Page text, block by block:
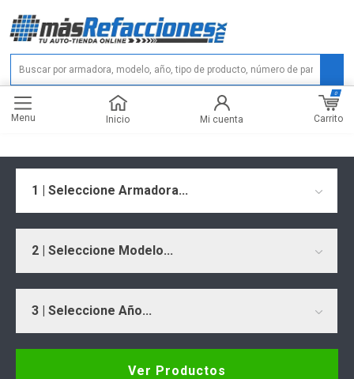
Menu Inicio Mi cuenta Carrito
0
1 | Seleccione Armadora...
2 | Seleccione Modelo...
3 | Seleccione Año...
Ver Productos